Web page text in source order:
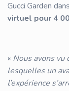
Gucci Garden
virtuel pour 4
« Nous avons vu
lesquelles un
l’expérience